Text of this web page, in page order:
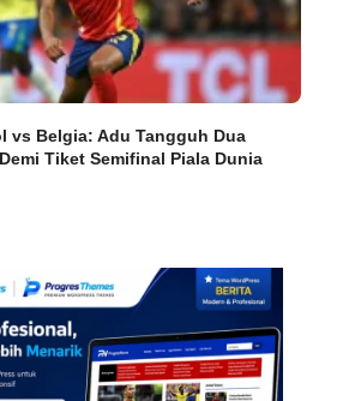
vs Belgia: Adu Tangguh Dua
Tiket Semifinal Piala Dunia